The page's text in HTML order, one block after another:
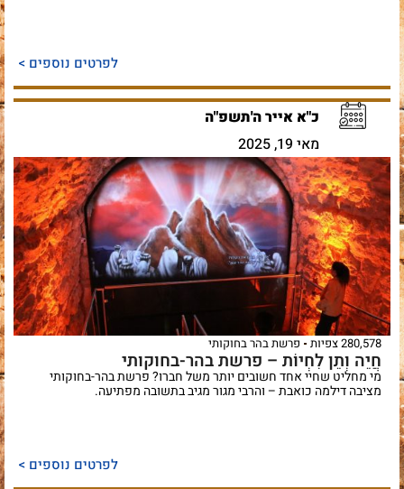
לפרטים נוספים >
כ"א אייר ה'תשפ"ה
מאי 19, 2025
280,578 צפיות פרשת בהר בחוקותי
חֲיֵה וְתֵן לִחְיוֹת – פרשת בהר-בחוקותי
מי מחליט שחיי אחד חשובים יותר משל חברו? פרשת בהר-בחוקותי
מציבה דילמה כואבת – והרבי מגור מגיב בתשובה מפתיעה.
לפרטים נוספים >